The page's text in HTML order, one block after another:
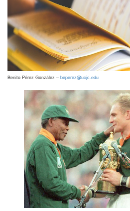
Benito Pérez González – beperez@ucjc.edu